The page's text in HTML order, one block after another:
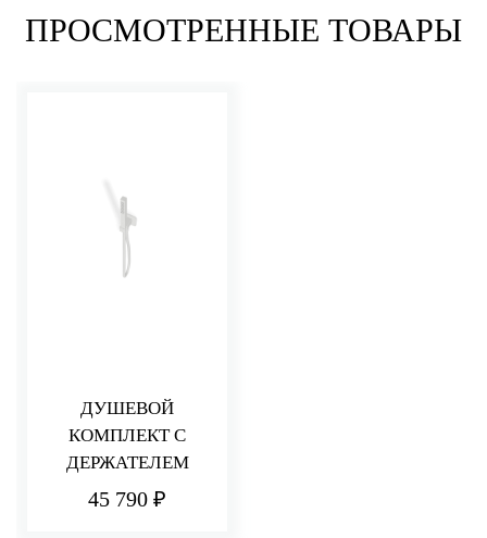
ПРОСМОТРЕННЫЕ ТОВАРЫ
ДУШЕВОЙ
КОМПЛЕКТ С
ДЕРЖАТЕЛЕМ
45 790 ₽